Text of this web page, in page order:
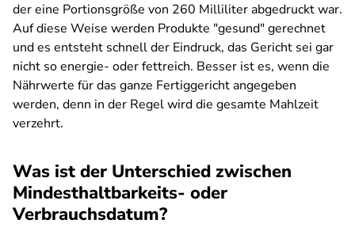
der eine Portionsgröße von 260 Milliliter abgedruckt war.
Auf diese Weise werden Produkte "gesund" gerechnet
und es entsteht schnell der Eindruck, das Gericht sei gar
nicht so energie- oder fettreich. Besser ist es, wenn die
Nährwerte für das ganze Fertiggericht angegeben
werden, denn in der Regel wird die gesamte Mahlzeit
verzehrt.
Was ist der Unterschied zwischen
Mindesthaltbarkeits- oder
Verbrauchsdatum?